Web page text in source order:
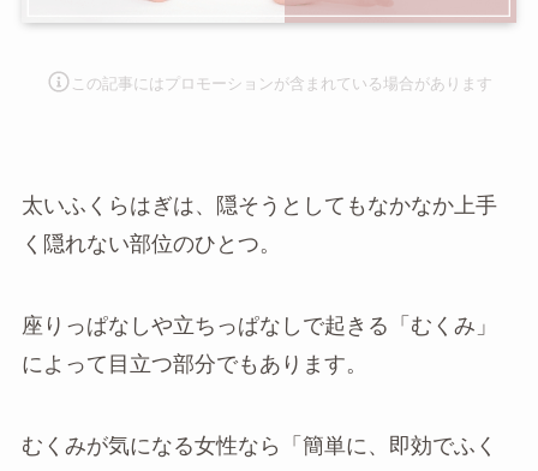
この記事にはプロモーションが含まれて いる場合があります
太いふくらはぎは、隠そうとしてもなかなか上手
く隠れない部位のひとつ。
座りっぱなしや立ちっぱなしで起きる「むくみ」
によって目立つ部分でもあります。
むくみが気になる女性なら「簡単に、即効でふく